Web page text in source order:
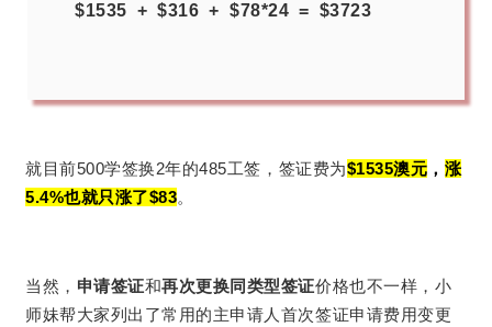
$1535 + $316 + $78*24 = $3723
就目前500学签换2年的485工签，签证费为$1535澳元 ， 涨
5.4%也就只涨了$83。
当然， 申请签证和再次更换同类型签证价格也不一样，小
师妹帮大家列出了常用的主申请人首次签证申请费用变更